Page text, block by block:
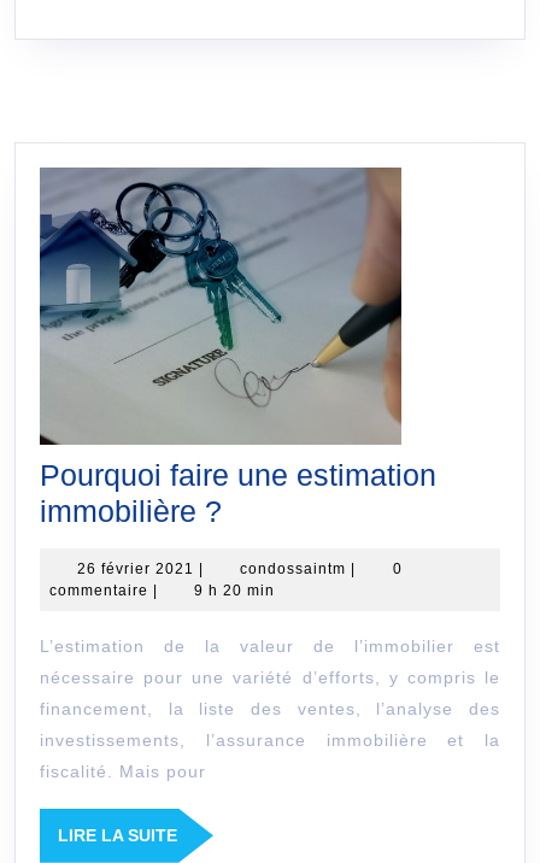
Pourquoi faire une estimation
immobilière ?
une
immobilière
?
26 février 2021
26
février
| condossaintm condossaintm
|
0
commentaire | 9 h 20 min
L’estimation de la valeur de l’immobilier est
nécessaire pour une variété d’efforts, y compris le
financement, la liste des ventes, l’analyse des
investissements, l’assurance immobilière et la
fiscalité. Mais pour
LIRE LA SUITELIRE
LA